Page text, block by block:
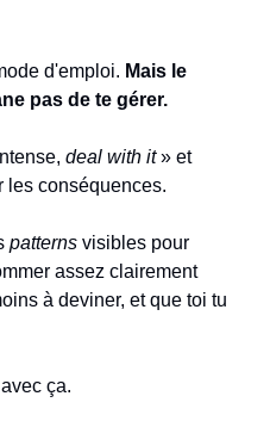
d'emploi. Mais le
pas de te gérer.
deal with it» et
les conséquences.
patterns visibles pour
assez clairement
à deviner, et que toi tu
ça.